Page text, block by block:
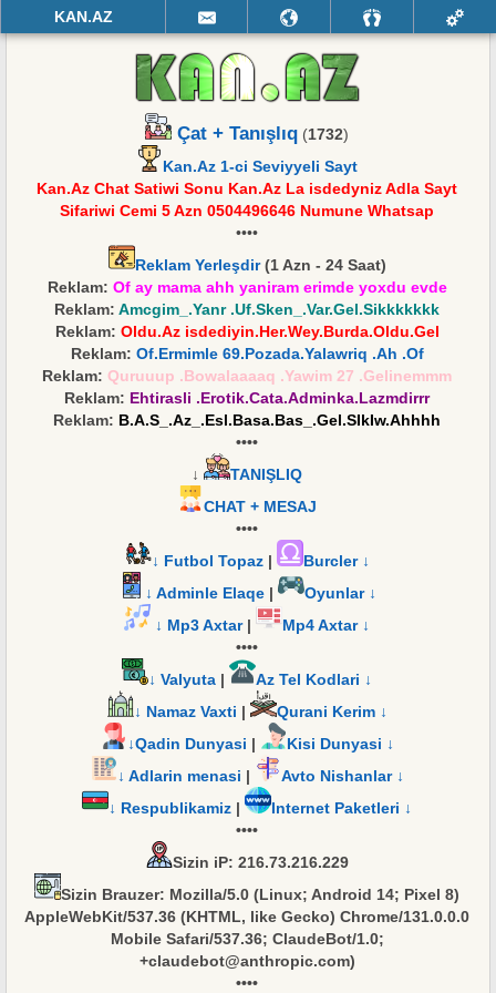
KAN.AZ
Çat + Tanışlıq (1732)
Kan.Az 1-ci Seviyyeli Sayt
Kan.Az Chat Satiwi Sonu Kan.Az La isdedyniz Adla Sayt
Sifariwi Cemi 5 Azn 0504496646 Numune Whatsap
••••
Reklam Yerleşdir(1 Azn - 24 Saat)
Reklam: Of ay mama ahh yaniram erimde yoxdu evde
Reklam: Amcgim_.Yanr .Uf.Sken_.Var.Gel.Sikkkkkkk
Reklam: Oldu.Az isdediyin.Her.Wey.Burda.Oldu.Gel
Reklam: Of.Ermimle 69.Pozada.Yalawriq .Ah .Of
Reklam: Quruuup .Bowalaaaaq .Yawim 27 .Gelinemmm
Reklam: Ehtirasli .Erotik.Cata.Adminka.Lazmdirrr
Reklam: B.A.S_.Az_.Esl.Basa.Bas_.Gel.SIkIw.Ahhhh
••••
↓
TANIŞLIQ
CHAT + MESAJ
••••
↓ Futbol Topaz|
Burcler ↓
↓ Adminle Elaqe |
Oyunlar ↓
↓ Mp3 Axtar|
Mp4 Axtar ↓
••••
↓ Valyuta |
Az Tel Kodlari ↓
↓ Namaz Vaxti |
Qurani Kerim ↓
↓Qadin Dunyasi |
Kisi Dunyasi ↓
↓ Adlarin menasi |
Avto Nishanlar ↓
↓ Respublikamiz |
Internet Paketleri ↓
••••
Sizin iP: 216.73.216.229
Sizin Brauzer: Mozilla/5.0 (Linux; Android 14; Pixel 8)
AppleWebKit/537.36 (KHTML, like Gecko) Chrome/131.0.0.0
Mobile Safari/537.36; ClaudeBot/1.0;
+claudebot@anthropic.com)
••••